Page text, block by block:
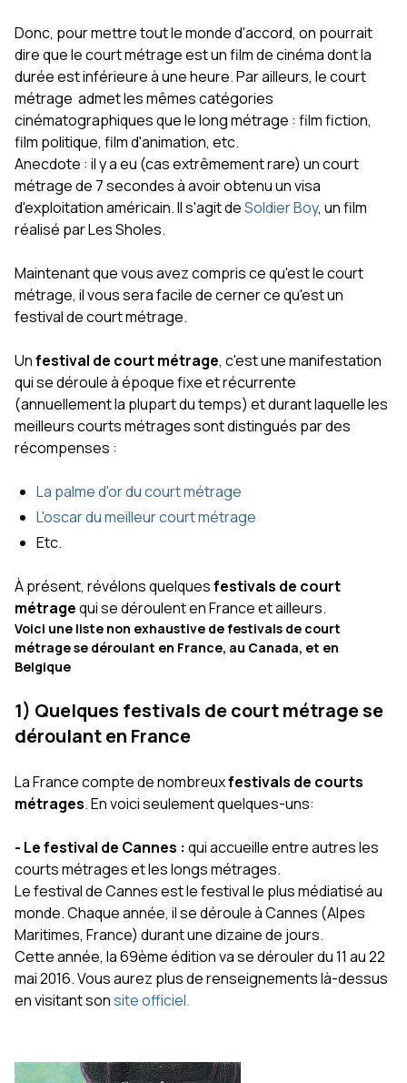
Donc, pour mettre tout le monde d'accord, on pourrait
dire que le court métrage est un film de cinéma dont la
durée est inférieure à une heure. Par ailleurs, le court
métrage admet les mêmes catégories
cinématographiques que le long métrage : film fiction,
film politique, film d'animation, etc.
Anecdote : il y a eu (cas extrêmement rare) un court
métrage de 7 secondes à avoir obtenu un visa
d'exploitation américain. Il s'agit deSoldier Boy, un film
réalisé par Les Sholes.
Maintenant que vous avez compris ce qu'est le court
métrage, il vous sera facile de cerner ce qu'est un
festival de court métrage.
Unfestival de court métrage, c'est une manifestation
qui se déroule à époque fixe et récurrente
(annuellement la plupart du temps) et durant laquelle les
meilleurs courts métrages sont distingués par des
récompenses :
La palme d'or du court métrage
L'oscar du meilleur court métrage
Etc.
À présent, révélons quelquesfestivals de court
métragequi se déroulent en France et ailleurs.
Voici une liste non exhaustive de festivals de court
métrage se déroulant en France, au Canada, et en
Belgique
1) Quelques festivals de court métrage se
déroulant en France
La France compte de nombreuxfestivals de courts
métrages. En voici seulement quelques-uns:
- Le festival de Cannes : qui accueille entre autres les
courts métrages et les longs métrages.
Le festival de Cannes est le festival le plus médiatisé au
monde. Chaque année, il se déroule à Cannes (Alpes
Maritimes, France) durant une dizaine de jours.
Cette année, la 69ème édition va se dérouler du 11 au 22
mai 2016. Vous aurez plus de renseignements là-dessus
en visitant sonsite officiel.